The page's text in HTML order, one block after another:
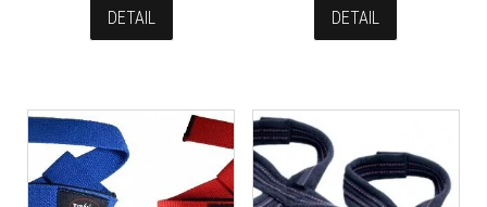
DETAIL DETAIL